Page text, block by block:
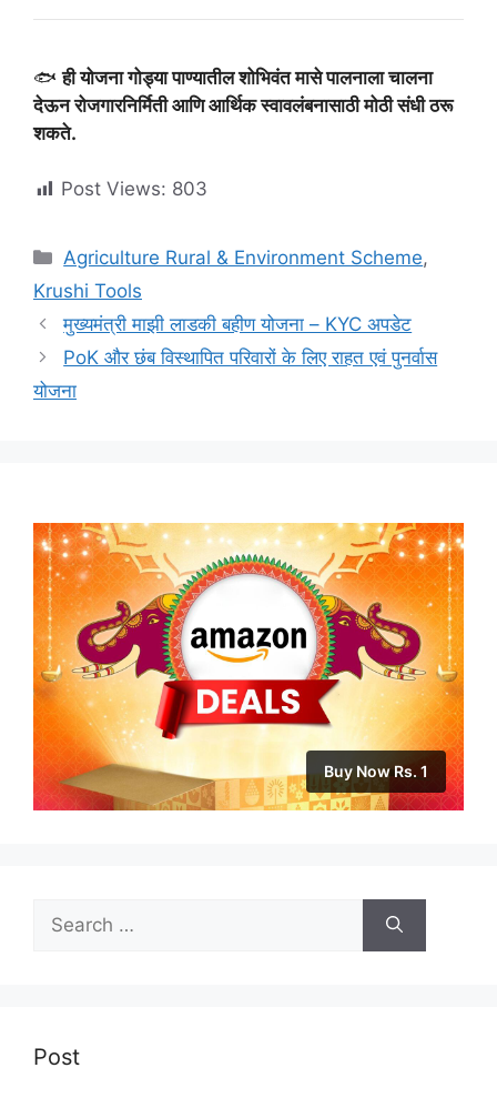
🐟ही योजना गोड्या पाण्यातील शोभिवंत मासे पालनाला चालना
देऊन रोजगारनिर्मिती आणि आर्थिक स्वावलंबनासाठी मोठी संधी ठरू
शकते.
Post Views: 803
Categories
Agriculture Rural & Environment Scheme,
Krushi Tools
मुख्यमंत्री माझी लाडकी बहीण योजना – KYC अपडेट
PoK और छंब विस्थापित परिवारों के लिए राहत एवं पुनर्वास
योजना
Buy Now Rs. 1
Search
for:
Post